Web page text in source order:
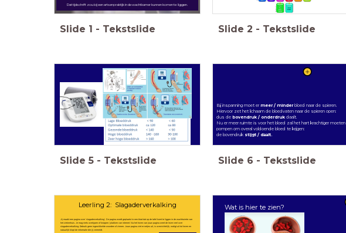
Dat tijdschrift zou bij een artsenpraktijk in de wachtkamer kunnen komen te liggen.
Slide 1 - Tekstslide Slide 2 - Tekstslide
Slide 5 - Tekstslide
Bij inspanning moet er meer / minderbloed naar de spieren.
Hiervoor zet het lichaam de bloedvaten naar de spieren open:
dus de bovendruk / onderdruk daalt.
Nu er meer ruimte is voor het bloed zal het hart krachtiger moeten
pompen om overal voldoende bloed te krijgen:
de bovendruk stijgt / daalt.
Slide 6 - Tekstslide
Leerling 2: Slagaderverkalking
Jij maakt een pagina over 'slagaderverkalking'. De pagina wordt geplaatst in een blad dat op de tafel komt te liggen in de wachtruimte van
het ziekenhuis. Je mag niets overtypen of knippen / plakken van internet. Na het lezen van jouw pagina weet de lezer veel over
slagaderverkalking. Gebruik geen ingewikkelde woorden of zinnen. Jouw pagina ziet er netjes uit, is overzichtelijk, nodigt uit tot lezen en
natuurlijk klopt de informatie die jij vermeldt.
Wat is hier te zien?